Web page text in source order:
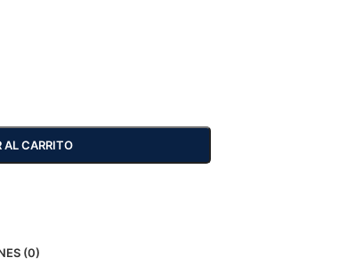
AL CARRITO
(0)